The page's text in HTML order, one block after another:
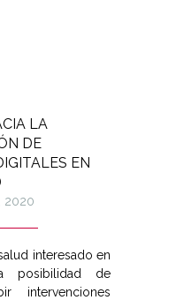
LA
DE
EN
2020
interesado en
posibilidad de
intervenciones